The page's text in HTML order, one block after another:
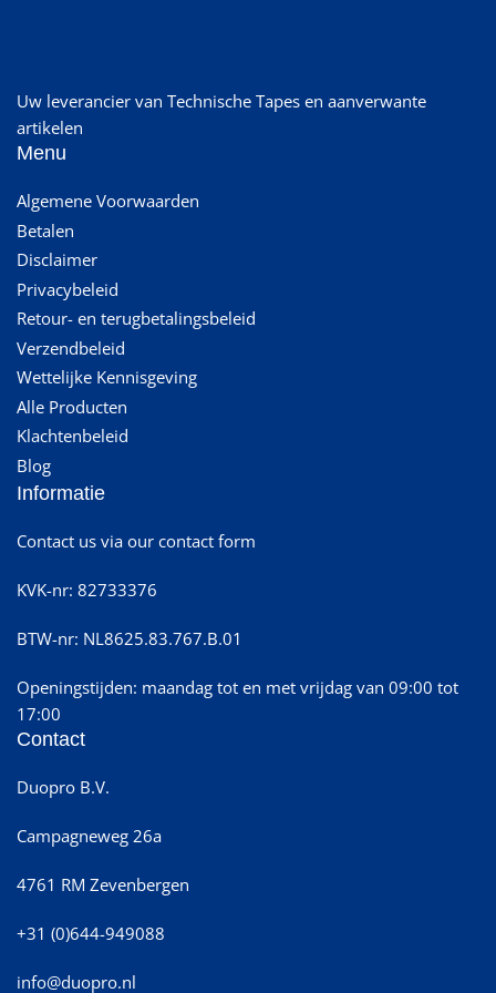
Uw leverancier van Technische Tapes en aanverwante
artikelen
Menu
Algemene Voorwaarden
Betalen
Disclaimer
Privacybeleid
Retour- en terugbetalingsbeleid
Verzendbeleid
Wettelijke Kennisgeving
Alle Producten
Klachtenbeleid
Blog
Informatie
Contact us via our contact form
KVK-nr: 82733376
BTW-nr: NL8625.83.767.B.01
Openingstijden: maandag tot en met vrijdag van 09:00 tot
17:00
Contact
Duopro B.V.
Campagneweg 26a
4761 RM Zevenbergen
+31 (0)644-949088
info@duopro.nl